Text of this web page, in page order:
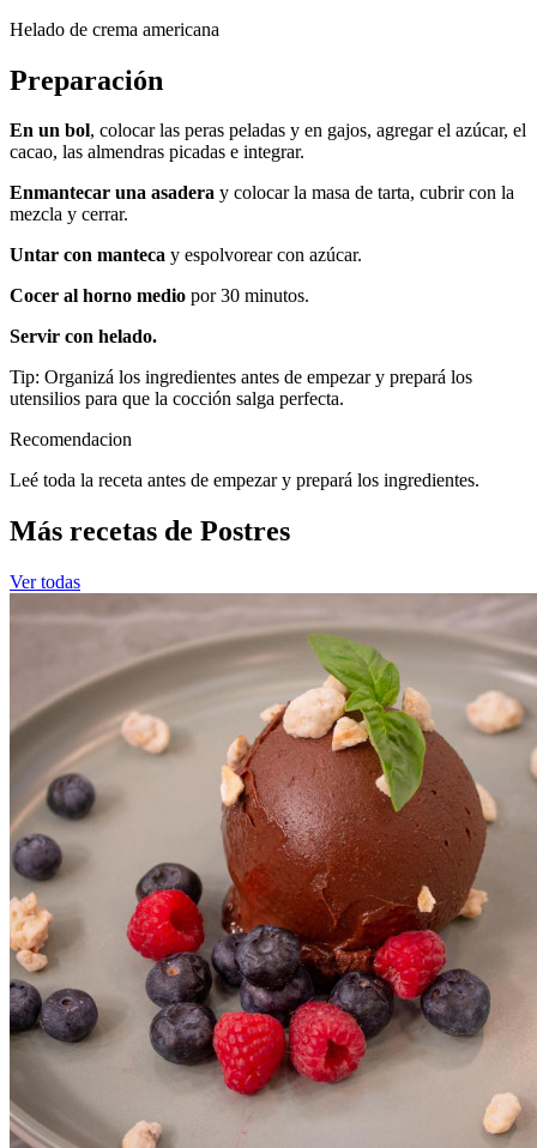
Helado de crema americana
Preparación
En un bol, colocar las peras peladas y en gajos, agregar el azúcar, el
cacao, las almendras picadas e integrar.
Enmantecar una asadera y colocar la masa de tarta, cubrir con la
mezcla y cerrar.
Untar con manteca y espolvorear con azúcar.
Cocer al horno medio por 30 minutos.
Servir con helado.
Tip: Organizá los ingredientes antes de empezar y prepará los
utensilios para que la cocción salga perfecta.
Recomendacion
Leé toda la receta antes de empezar y prepará los ingredientes.
Más recetas de Postres
Ver todas